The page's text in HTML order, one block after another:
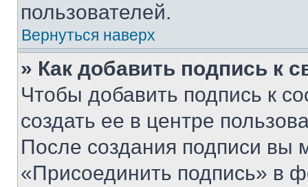
пользователей.
Вернуться наверх
» Как добавить подпись к
Чтобы добавить подпись к
создать ее в центре
После создания подписи вы
«Присоединить подпись» в